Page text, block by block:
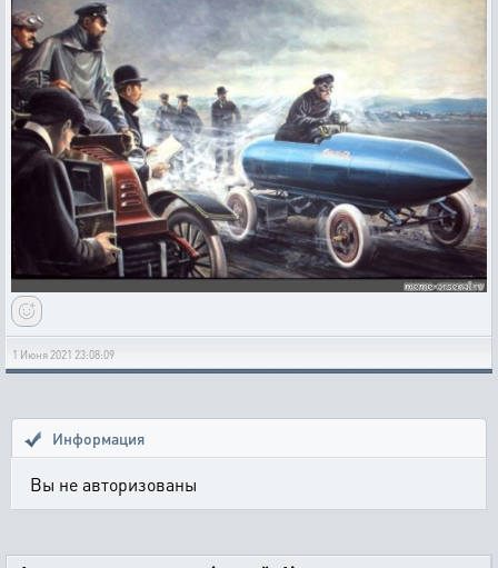
1 Июня 2021 23:08:09
Информация
Вы не авторизованы